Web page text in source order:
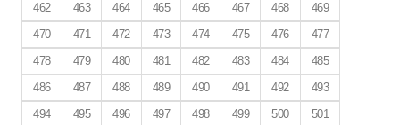
462
463 464 465 466 467 468
469
470
471 472 473 474 475 476
477
478
479 480 481 482 483 484
485
486
487 488 489 490 491 492
493
494
495 496 497 498 499 500
501